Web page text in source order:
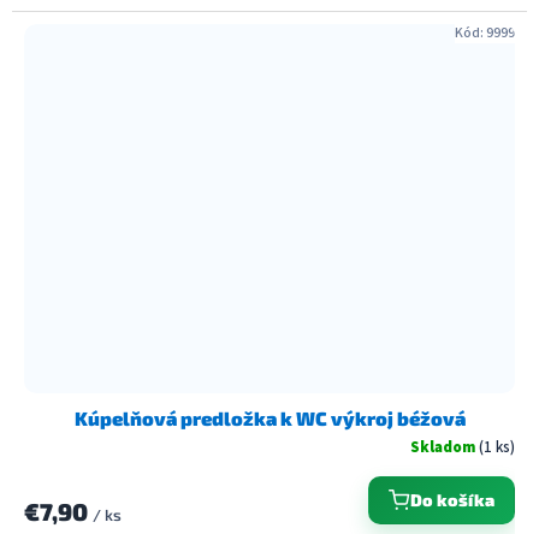
Kúpelňová predložka k WC výkroj béžová
Skladom(1 ks)
€7,90 / ks
Do košíka
Kód:9999